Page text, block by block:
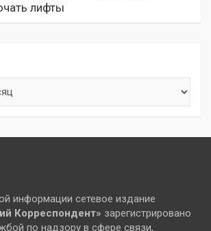
лифты
информации сетевое издание
Корреспондент» зарегистрировано
по надзору в сфере связи,